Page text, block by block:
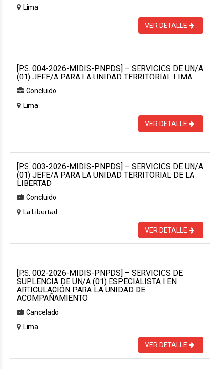
Lima
VER DETALLE
[P.S. 004-2026-MIDIS-PNPDS] – SERVICIOS DE UN/A
(01) JEFE/A PARA LA UNIDAD TERRITORIAL LIMA
Concluido
Lima
VER DETALLE
[P.S. 003-2026-MIDIS-PNPDS] – SERVICIOS DE UN/A
(01) JEFE/A PARA LA UNIDAD TERRITORIAL DE LA
LIBERTAD
Concluido
La Libertad
VER DETALLE
[P.S. 002-2026-MIDIS-PNPDS] – SERVICIOS DE
SUPLENCIA DE UN/A (01) ESPECIALISTA I EN
ARTICULACIÓN PARA LA UNIDAD DE
ACOMPAÑAMIENTO
Cancelado
Lima
VER DETALLE